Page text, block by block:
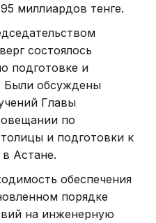
миллиардов тенге.
состоялось
подготовке и
Были обсуждены
Главы
по
и подготовки к
Астане.
обеспечения
порядке
на инженерную